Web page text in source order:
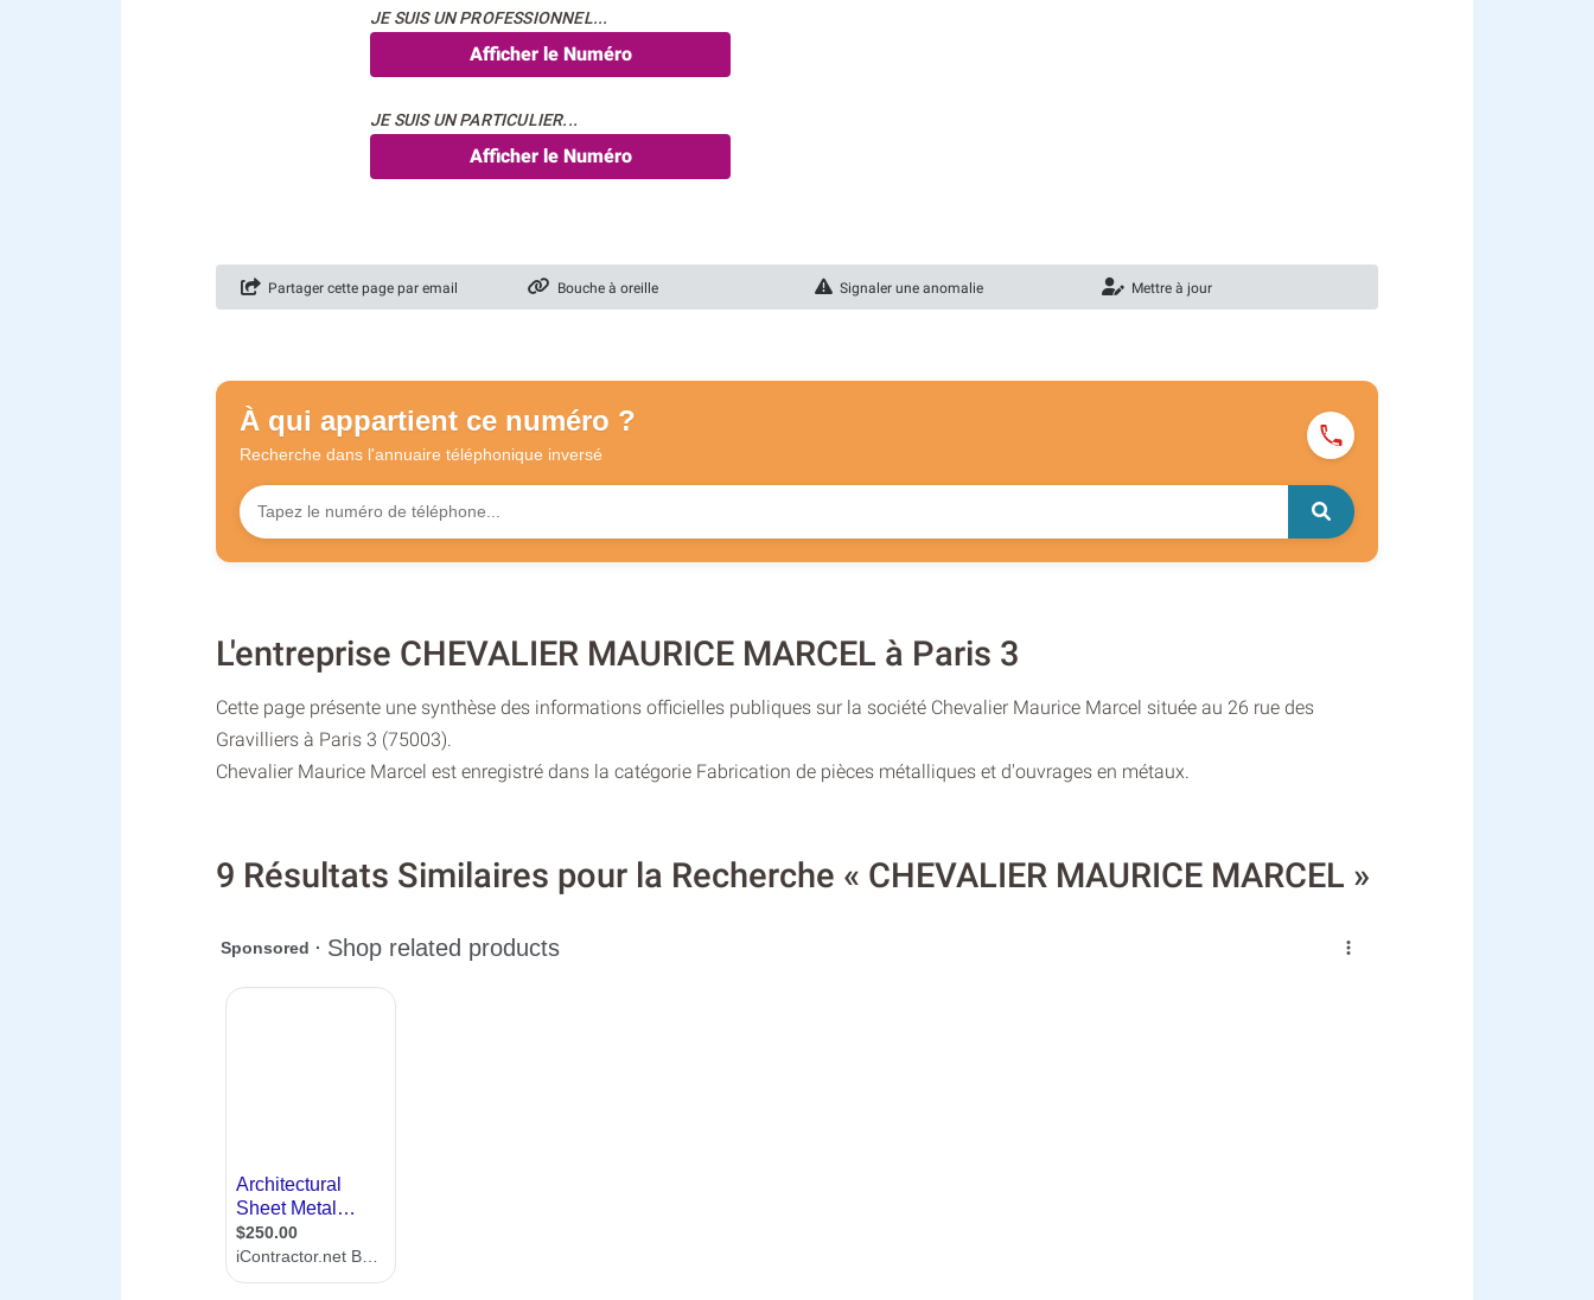
JE SUIS UN PROFESSIONNEL...
Afficher le Numéro
JE SUIS UN PARTICULIER...
Afficher le Numéro
Partager cette page par email Bouche à oreille Signaler une anomalie Mettre à jour
À qui appartient ce numéro ?
Recherche dans l'annuaire téléphonique inversé
L'entreprise CHEVALIER MAURICE MARCEL à Paris 3
Cette page présente une synthèse des informations officielles publiques sur la société Chevalier Maurice Marcel située au 26 rue des
Gravilliers à Paris 3 (75003).
Chevalier Maurice Marcel est enregistré dans la catégorie Fabrication de pièces métalliques et d'ouvrages en métaux.
9 Résultats Similaires pour la Recherche « CHEVALIER MAURICE MARCEL »